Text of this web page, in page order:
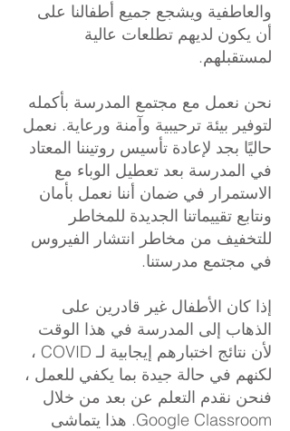
والعاطفية ويشجع جميع أطفالنا على
أن يكون لديهم تطلعات عالية
لمستقبلهم.
نحن نعمل مع مجتمع المدرسة بأكمله
لتوفير بيئة ترحيبية وآمنة ورعاية. نعمل
حاليًا بجد لإعادة تأسيس روتيننا المعتاد
في المدرسة بعد تعطيل الوباء مع
الاستمرار في ضمان أننا نعمل بأمان
ونتابع تقييماتنا الجديدة للمخاطر
للتخفيف من مخاطر انتشار الفيروس
في مجتمع مدرستنا.
إذا كان الأطفال غير قادرين على
الذهاب إلى المدرسة في هذا الوقت
لأن نتائج اختبارهم إيجابية لـ COVID ،
لكنهم في حالة جيدة بما يكفي للعمل ،
فنحن نقدم التعلم عن بعد من خلال
Google Classroom. هذا يتماشى